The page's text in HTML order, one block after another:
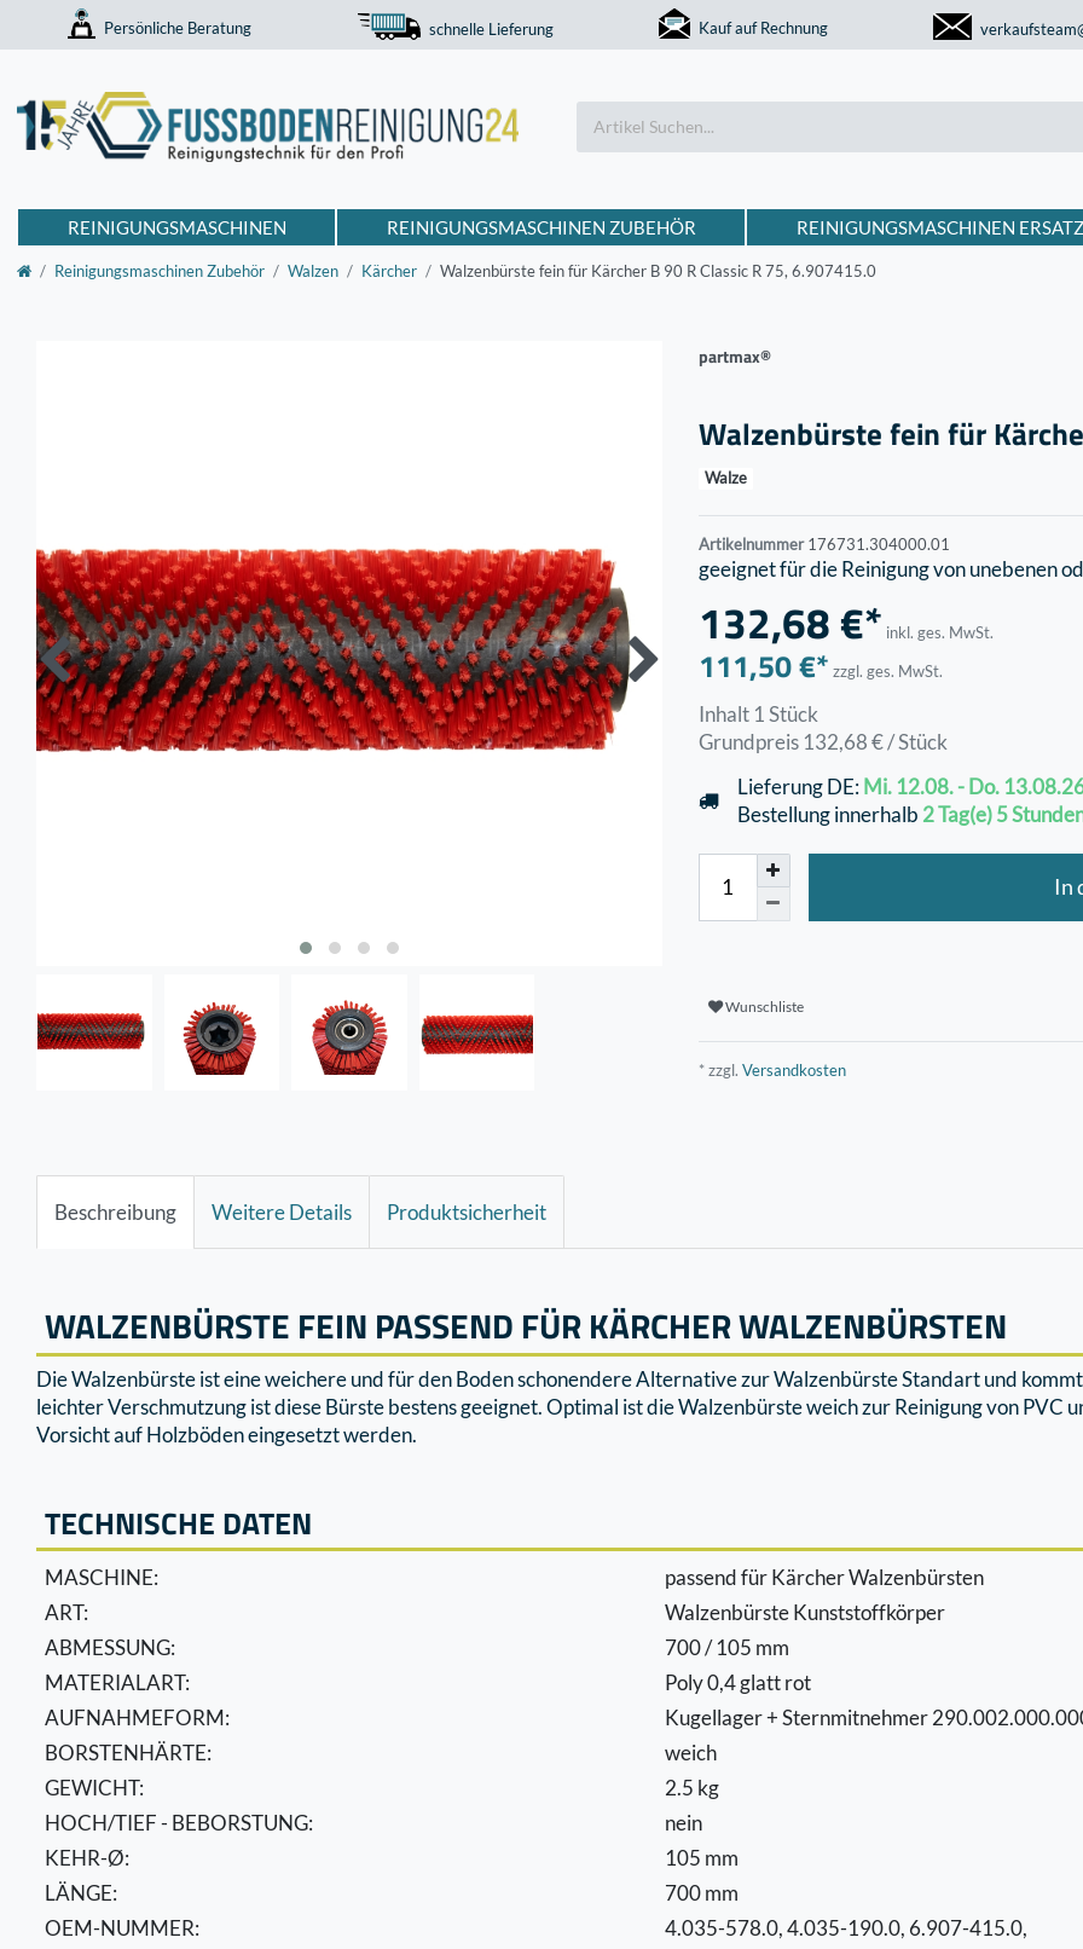
Persönliche Beratung schnelle Lieferung Kauf auf Rechnung
REINIGUNGSMASCHINEN REINIGUNGSMASCHINEN ZUBEHÖR REINIGUNGSMASCHINEN
Reinigungsmaschinen Zubehör Walzen Kärcher Walzenbürste fein für Kärcher B 90 R Classic R 75, 6.907­415.0
partmax®
Walzenbürste fein für
Walze
Artikelnummer176731.304000.01
geeignet für die Reinigung von unebenen
132,68 €* inkl. ges. MwSt.
111,50 €* zzgl. ges. MwSt.
Inhalt 1Stück
Grundpreis 132,68 € / Stück
Lieferung DE:Mi. 12.08. - Do.
Bestellung innerhalb 2 Tag(e) 5
In
Wunschliste
* zzgl. Versandkosten
Beschreibung Weitere Details Produktsicherheit
WALZENBÜRSTE FEIN PASSEND FÜR KÄRCHER WALZENBÜRSTEN
Die Walzenbürste ist eine weichere und für den Boden schonendere Alternative zur Walzenbürste Standart und
leichter Verschmutzung ist diese Bürste bestens geeignet. Optimal ist die Walzenbürste weich zur Reinigung von PVC
Vorsicht auf Holzböden eingesetzt werden.
TECHNISCHE DATEN
MASCHINE:
passend für Kärcher Walzenbürsten
ART:
Walzenbürste Kunststoffkörper
ABMESSUNG:
700 / 105 mm
MATERIALART:
Poly 0,4 glatt rot
AUFNAHMEFORM:
Kugellager + Sternmitnehmer
BORSTENHÄRTE:
weich
GEWICHT:
2.5 kg
HOCH/TIEF - BEBORSTUNG:
nein
KEHR-Ø:
105 mm
LÄNGE:
700 mm
OEM-NUMMER:
4.035-578.0, 4.035-190.0, 6.907-415.0,